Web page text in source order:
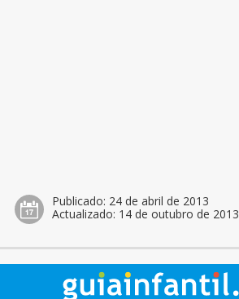
Publicado: 24 de abril de 2013
Actualizado: 14 de outubro de 2013